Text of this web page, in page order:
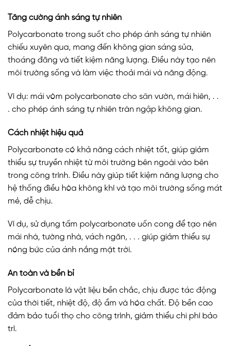
Tăng cường ánh sáng tự nhiên
Polycarbonate trong suốt cho phép ánh sáng tự nhiên
chiếu xuyên qua, mang đến không gian sáng sủa,
thoáng đãng và tiết kiệm năng lượng. Điều này tạo nên
môi trường sống và làm việc thoải mái và năng động.
Ví dụ: mái vòm polycarbonate cho sân vườn, mái hiên, . .
. cho phép ánh sáng tự nhiên tràn ngập không gian.
Cách nhiệt hiệu quả
Polycarbonate có khả năng cách nhiệt tốt, giúp giảm
thiểu sự truyền nhiệt từ môi trường bên ngoài vào bên
trong công trình. Điều này giúp tiết kiệm năng lượng cho
hệ thống điều hòa không khí và tạo môi trường sống mát
mẻ, dễ chịu.
Ví dụ, sử dụng tấm polycarbonate uốn cong để tạo nên
mái nhà, tường nhà, vách ngăn, . . . giúp giảm thiểu sự
nóng bức của ánh nắng mặt trời.
An toàn và bền bỉ
Polycarbonate là vật liệu bền chắc, chịu được tác động
của thời tiết, nhiệt độ, độ ẩm và hóa chất. Độ bền cao
đảm bảo tuổi thọ cho công trình, giảm thiểu chi phí bảo
trì.